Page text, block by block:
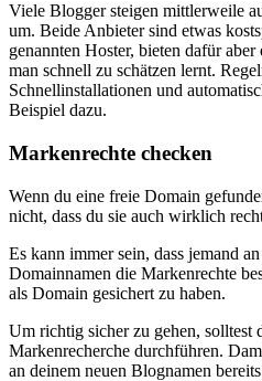
Viele Blogger steigen mittlerweile
um. Beide Anbieter sind etwas
genannten Hoster, bieten dafür
man schnell zu schätzen lernt.
Schnellinstallationen und
Beispiel dazu.
Markenrechte checken
Wenn du eine freie Domain
nicht, dass du sie auch wirklich
Es kann immer sein, dass jemand
Domainnamen die Markenrechte
als Domain gesichert zu haben.
Um richtig sicher zu gehen, solltest
Markenrecherche durchführen.
an deinem neuen Blognamen